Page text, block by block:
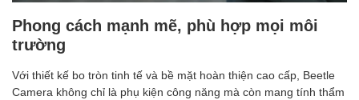
Phong cách mạnh mẽ, phù hợp mọi môi
trường
Với thiết kế bo tròn tinh tế và bề mặt hoàn thiện cao cấp, Beetle
Camera không chỉ là phụ kiện công năng mà còn mang tính thẩm